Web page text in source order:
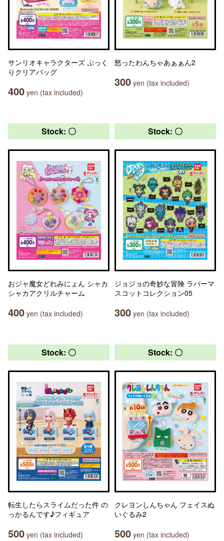
サンリオキャラクターズ ぷっく
りクリアバッグ
400 yen (tax included)
怒ったわんちゃあぁぁん2
300 yen (tax included)
Stock: 〇
おジャ魔女どれみにょん シャカ
シャカアクリルチャーム
400 yen (tax included)
Stock: 〇
ジョジョの奇妙な冒険 ラバーマ
スコットコレクション05
300 yen (tax included)
Stock: 〇
転生したらスライムだった件 の
っかるんです♪フィギュア
500 yen (tax included)
Stock: 〇
クレヨンしんちゃん フェイスぬ
いぐるみ2
500 yen (tax included)